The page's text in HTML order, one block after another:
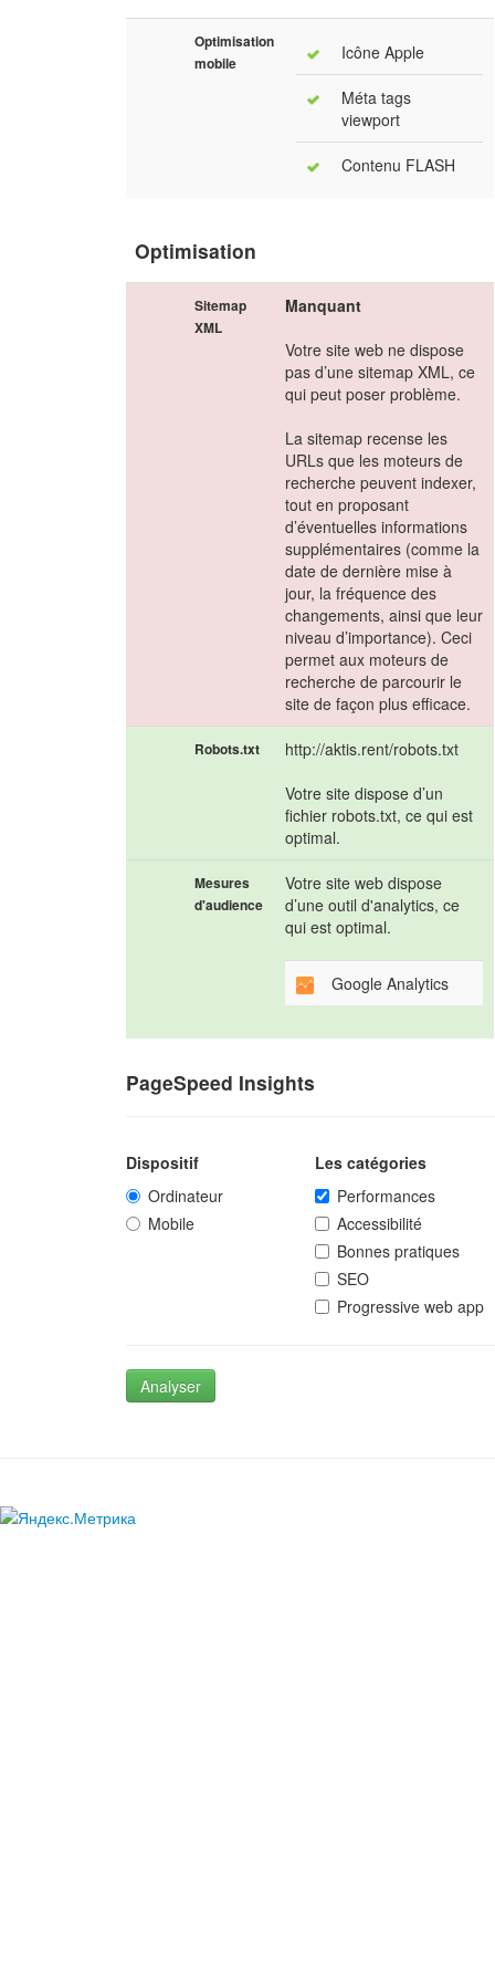
Optimisation
mobile
Icône Apple
Méta tags
viewport
Contenu FLASH
Optimisation
Sitemap
XML
Manquant
Votre site web ne dispose
pas d’une sitemap XML, ce
qui peut poser problème.
La sitemap recense les
URLs que les moteurs de
recherche peuvent indexer,
tout en proposant
d’éventuelles informations
supplémentaires (comme la
date de dernière mise à
jour, la fréquence des
changements, ainsi que leur
niveau d’importance). Ceci
permet aux moteurs de
recherche de parcourir le
site de façon plus efficace.
Robots.txt
http://aktis.rent/robots.txt
Votre site dispose d’un
fichier robots.txt, ce qui est
optimal.
Mesures
d'audience
Votre site web dispose
d’une outil d'analytics, ce
qui est optimal.
Google Analytics
PageSpeed Insights
Dispositif
Ordinateur
Mobile
Les catégories
Performances
Accessibilité
Bonnes pratiques
SEO
Progressive web app
Analyser